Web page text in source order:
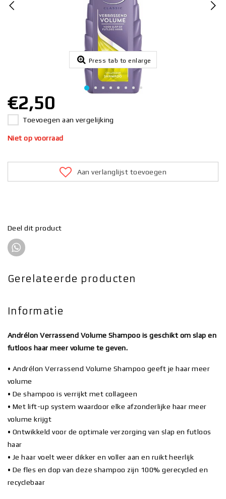
Press tab to enlarge
€2,50
Toevoegen aan vergelijking
Niet op voorraad
Aan verlanglijst toevoegen
Deel dit product
Gerelateerde producten
Informatie
Andrélon Verrassend Volume Shampoo is geschikt om slap en
futloos haar meer volume te geven.
• Andrélon Verrassend Volume Shampoo geeft je haar meer
volume
• De shampoo is verrijkt met collageen
• Met lift-up system waardoor elke afzonderlijke haar meer
volume krijgt
• Ontwikkeld voor de optimale verzorging van slap en futloos
haar
• Je haar voelt weer dikker en voller aan en ruikt heerlijk
• De fles en dop van deze shampoo zijn 100% gerecycled en
recyclebaar